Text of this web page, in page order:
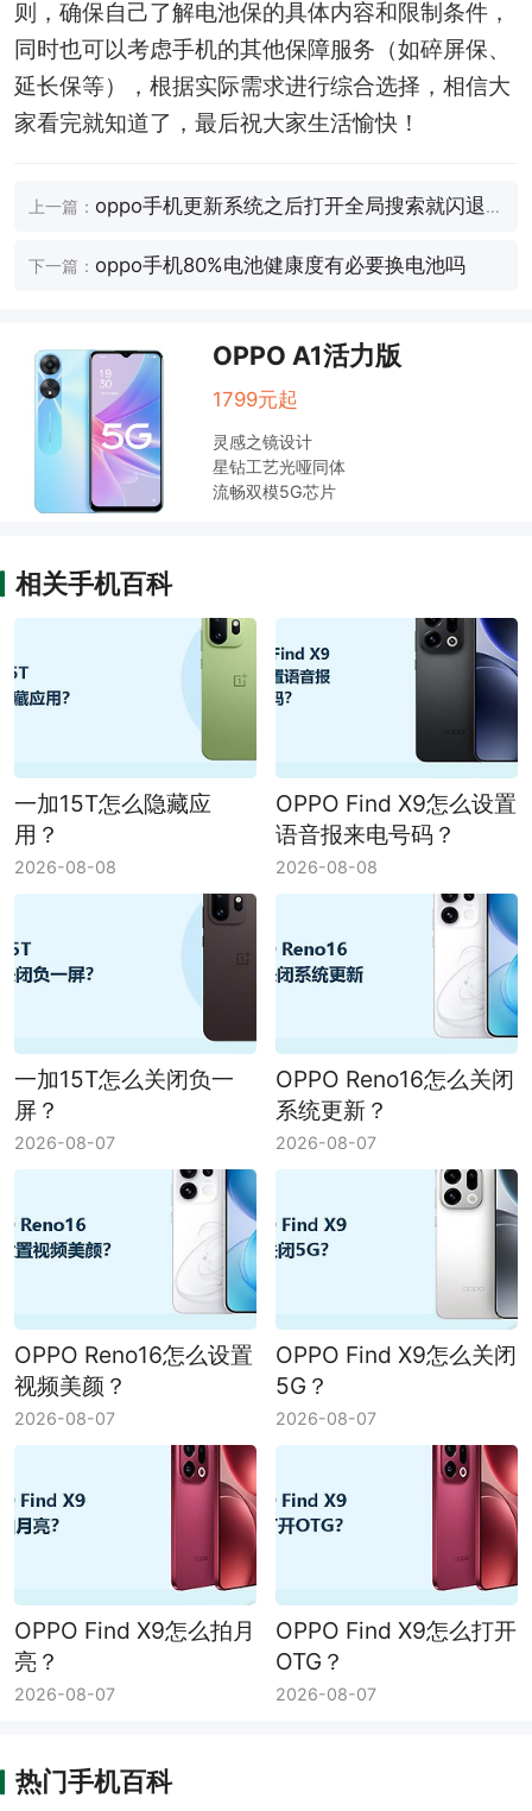
则，确保自己了解电池保的具体内容和限制条件，
同时也可以考虑手机的其他保障服务（如碎屏保、
延长保等），根据实际需求进行综合选择，相信大
家看完就知道了，最后祝大家生活愉快！
上一篇： oppo手机更新系统之后打开全局搜索就闪退
是怎么回事
下一篇： oppo手机80%电池健康度有必要换电池吗
OPPO A1活力版
1799元起
灵感之镜设计
星钻工艺光哑同体
流畅双模5G芯片
相关手机百科
一加15T怎么隐藏应
用？
2026-08-08
OPPO Find X9怎么设置
语音报来电号码？
2026-08-08
一加15T怎么关闭负一
屏？
2026-08-07
OPPO Reno16怎么关闭
系统更新？
2026-08-07
OPPO Reno16怎么设置
视频美颜？
2026-08-07
OPPO Find X9怎么关闭
5G？
2026-08-07
OPPO Find X9怎么拍月
亮？
2026-08-07
OPPO Find X9怎么打开
OTG？
2026-08-07
热门手机百科